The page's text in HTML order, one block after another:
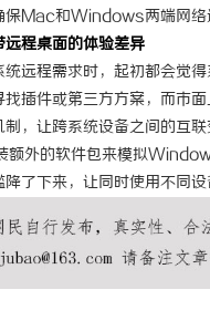
保Mac和Windows两端网络
远程桌面的体验差异
统远程需求时，起初都会觉
插件或第三方方案，而市
，让跨系统设备之间的互
额外的软件包来模拟
了下来，让同时使用不同